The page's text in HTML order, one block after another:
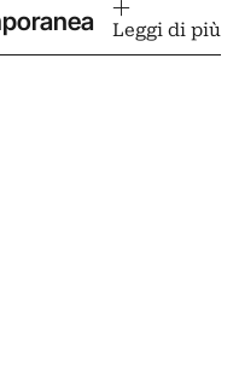
Leggi di più